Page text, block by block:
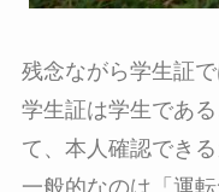
残念ながら学生証で
学生証は学生であ
て、本人確認でき
一般的なのは「運